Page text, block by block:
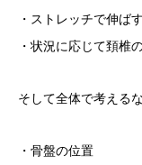
・ストレッチで伸ばす
・状況に応じて頚椎
そして全体で考える
・骨盤の位置